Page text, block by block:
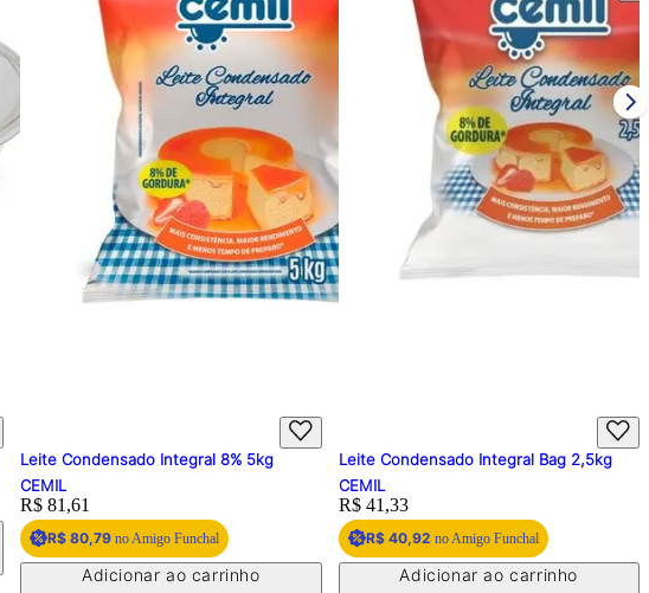
Integral 8% 5kg
no Amigo Funchal
ao carrinho
Leite Condensado Integral Bag 2,5kg
no Amigo Funchal
Adicionar ao carrinho
Copo 250ml